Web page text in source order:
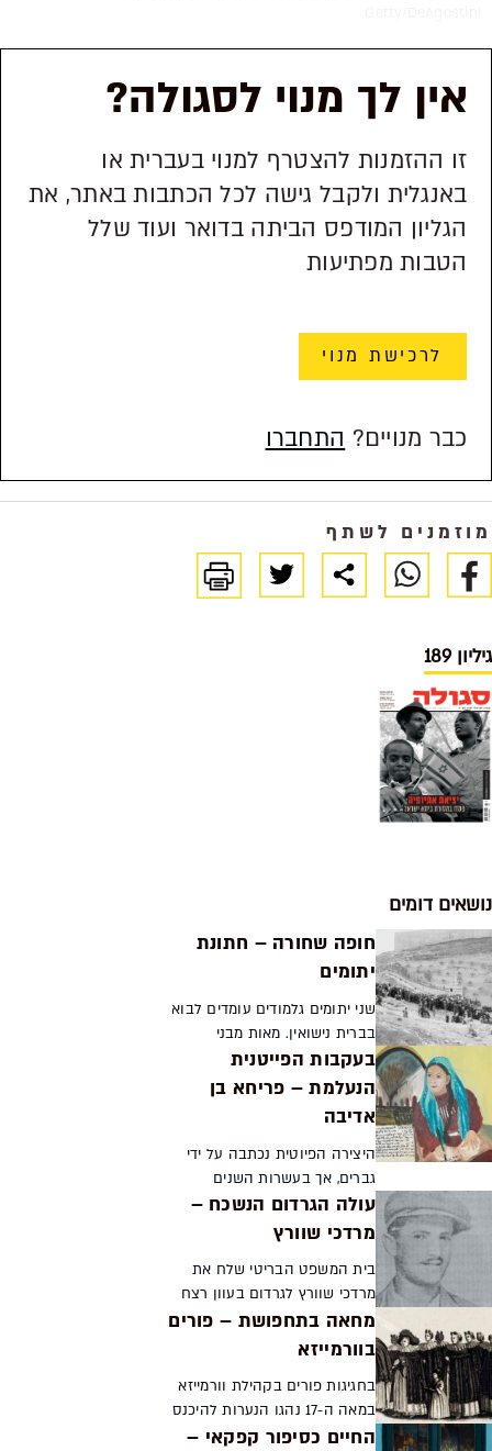
אין לך מנוי לסגולה?
זו ההזמנות להצטרף למנוי בעברית או
באנגלית ולקבל גישה לכל הכתבות באתר, את
הגליון המודפס הביתה בדואר ועוד שלל
הטבות מפתיעות
לרכישת מנוי
כבר מנויים? התחברו
מוזמנים לשתף
גיליון 189
נושאים דומים
חופה שחורה – חתונת
יתומים
שני יתומים גלמודים עומדים לבוא
בברית נישואין. מאות מבני
הקהילה שארגנו את השידוך ודאגו
לכל צורכי החתונה מקיפים אותם.
בעקבות הפייטנית
הנעלמת – פריחא בן
אדיבה
היצירה הפיוטית נכתבה על ידי
גברים, אך בעשרות השנים
האחרונות הולכות ומצטברות
עדויות על פייטנית מלומדת
ידועים לרבים. האם העתיד צופן
בח...
עולה הגרדום הנשכח –
מרדכי שוורץ
בית המשפט הבריטי שלח את
מרדכי שוורץ לגרדום בעוון רצח
שוטר ערבי. היישוב נלחם להוכחת
חפותו, אך גילוי היומן שכתב בזמן
אחרת תמר הירדני ...
מחאה בתחפושת – פורים
בוורמייזא
בחגיגות פורים בקהילת וורמייזא
במאה ה-17 נהגו הנערות להיכנס
לעזרת הגברים ולהקיף את
החיים כסיפור קפקאי –